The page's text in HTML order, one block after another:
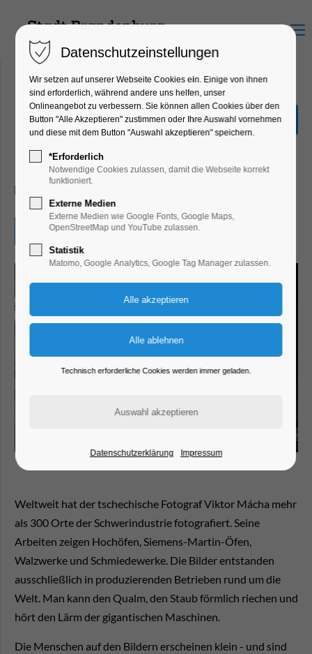
Menu
Beauty of Steel: Viktor
Mácha|Industriefotografie
Ausstellung
Eintritt frei
Weltweit hat der tschechische Fotograf Viktor Mácha mehr
als 300 Orte der Schwerindustrie fotografiert. Seine
Arbeiten zeigen Hochöfen, Siemens-Martin-Öfen,
Walzwerke und Schmiedewerke. Die Bilder entstanden
ausschließlich in produzierenden Betrieben rund um die
Welt. Man kann den Qualm, den Staub förmlich riechen und
hört den Lärm der gigantischen Maschinen.
Die Menschen auf den Bildern erscheinen klein - und sind
Datenschutzeinstellungen
Wir setzen auf unserer Webseite Cookies ein. Einige von ihnen
sind erforderlich, während andere uns helfen, unser
Onlineangebot zu verbessern. Sie können allen Cookies über den
Button "Alle Akzeptieren" zustimmen oder Ihre Auswahl vornehmen
und diese mit dem Button "Auswahl akzeptieren" speichern.
*Erforderlich
Notwendige Cookies zulassen, damit die Webseite korrekt
funktioniert.
Externe Medien
Externe Medien wie Google Fonts, Google Maps,
OpenStreetMap und YouTube zulassen.
Statistik
Matomo, Google Analytics, Google Tag Manager zulassen.
Technisch erforderliche Cookies werden immer geladen.
Datenschutzerklärung Impressum